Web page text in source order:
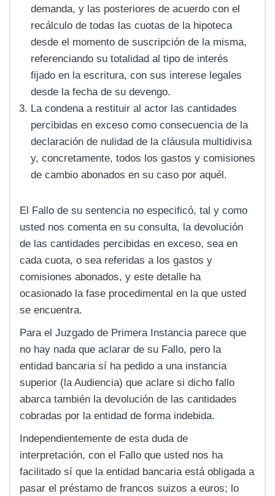
demanda, y las posteriores de acuerdo con el
recálculo de todas las cuotas de la hipoteca
desde el momento de suscripción de la misma,
referenciando su totalidad al tipo de interés
fijado en la escritura, con sus interese legales
desde la fecha de su devengo.
La condena a restituir al actor las cantidades
percibidas en exceso como consecuencia de la
declaración de nulidad de la cláusula multidivisa
y, concretamente, todos los gastos y comisiones
de cambio abonados en su caso por aquél.
El Fallo de su sentencia no especificó, tal y como
usted nos comenta en su consulta, la devolución
de las cantidades percibidas en exceso, sea en
cada cuota, o sea referidas a los gastos y
comisiones abonados, y este detalle ha
ocasionado la fase procedimental en la que usted
se encuentra.
Para el Juzgado de Primera Instancia parece que
no hay nada que aclarar de su Fallo, pero la
entidad bancaria sí ha pedido a una instancia
superior (la Audiencia) que aclare si dicho fallo
abarca también la devolución de las cantidades
cobradas por la entidad de forma indebida.
Independientemente de esta duda de
interpretación, con el Fallo que usted nos ha
facilitado sí que la entidad bancaria está obligada a
pasar el préstamo de francos suizos a euros; lo